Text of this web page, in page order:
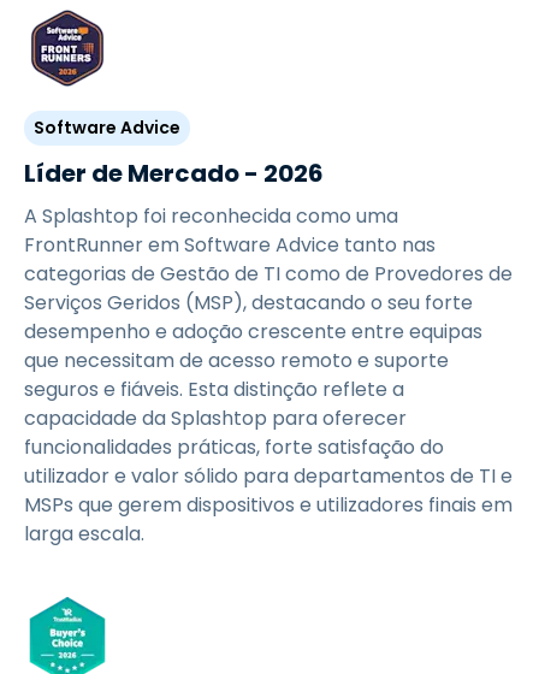
Software Advice
Líder de Mercado - 2026
A Splashtop foi reconhecida como uma
FrontRunner em Software Advice tanto nas
categorias de Gestão de TI como de Provedores de
Serviços Geridos (MSP), destacando o seu forte
desempenho e adoção crescente entre equipas
que necessitam de acesso remoto e suporte
seguros e fiáveis. Esta distinção reflete a
capacidade da Splashtop para oferecer
funcionalidades práticas, forte satisfação do
utilizador e valor sólido para departamentos de TI e
MSPs que gerem dispositivos e utilizadores finais em
larga escala.